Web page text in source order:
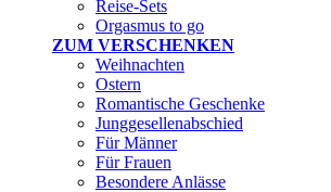
Reise-Sets
Orgasmus to go
ZUM VERSCHENKEN
Weihnachten
Ostern
Romantische Geschenke
Junggesellenabschied
Für Männer
Für Frauen
Besondere Anlässe